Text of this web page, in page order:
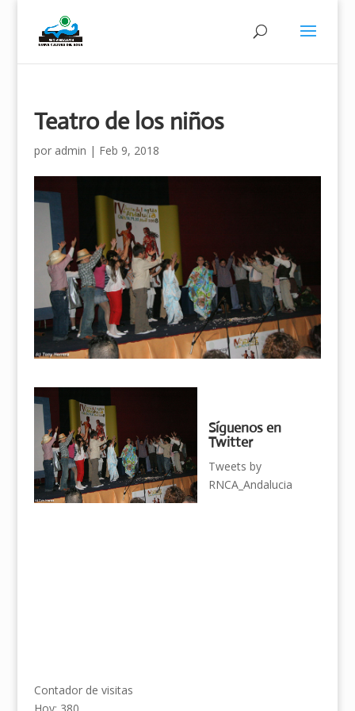
Teatro de los niños
por admin | Feb 9, 2018
Síguenos en
Twitter
Tweets by
RNCA_Andalucia
Contador de visitas